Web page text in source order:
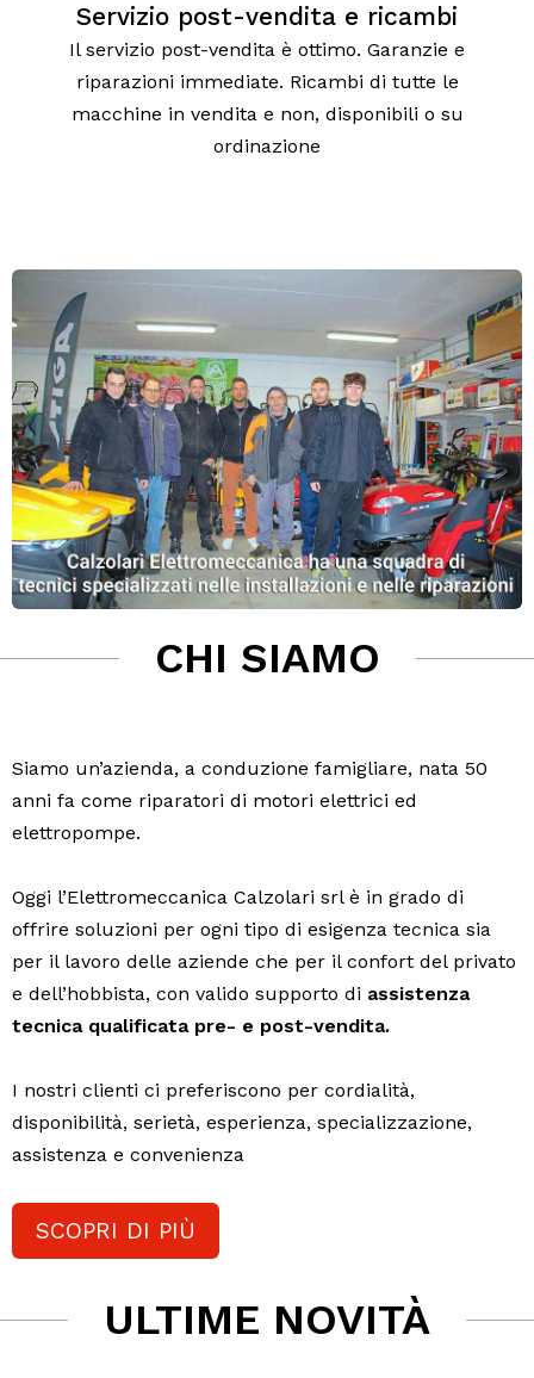
Servizio post-vendita e ricambi
Il servizio post-vendita è ottimo. Garanzie e
riparazioni immediate. Ricambi di tutte le
macchine in vendita e non, disponibili o su
ordinazione
CHI SIAMO
Siamo un’azienda, a conduzione famigliare, nata 50
anni fa come riparatori di motori elettrici ed
elettropompe.
Oggi l’Elettromeccanica Calzolari srl è in grado di
offrire soluzioni per ogni tipo di esigenza tecnica sia
per il lavoro delle aziende che per il confort del privato
e dell’hobbista, con valido supporto di assistenza
tecnica qualificata pre- e post-vendita.
I nostri clienti ci preferiscono per cordialità,
disponibilità, serietà, esperienza, specializzazione,
assistenza e convenienza
SCOPRI DI PIÙ
ULTIME NOVITÀ